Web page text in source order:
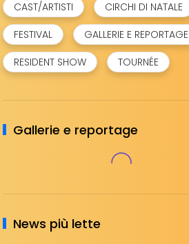
CAST/ARTISTI
CIRCHI DI NATALE
FESTIVAL
GALLERIE E REPORTAGE
RESIDENT SHOW
TOURNÉE
Gallerie e reportage
News più lette